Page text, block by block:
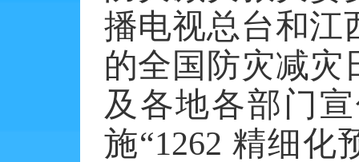
播电视总台和江
的全国防灾减灾
及各地各部门
施“1262 精细化